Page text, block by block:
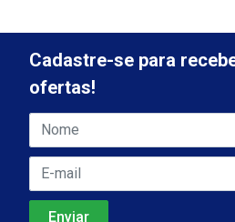
Cadastre-se para
ofertas!